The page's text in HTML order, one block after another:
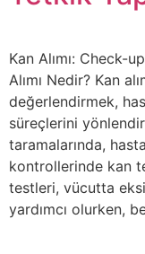
Kan Alımı: Check-
Alımı Nedir? Kan
değerlendirmek,
süreçlerini
taramalarında,
kontrollerinde kan
testleri, vücutta
yardımcı olurken,